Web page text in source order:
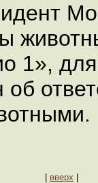
1»,
об
вверх